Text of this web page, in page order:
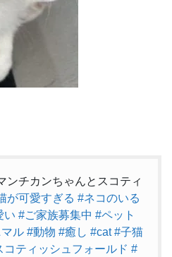
ンチカンちゃんとスコティ
が可愛すぎる #ネコのいる
い #ご家族募集中 #ペット
ル #動物 #癒し #cat #子猫
コティッシュフォールド #